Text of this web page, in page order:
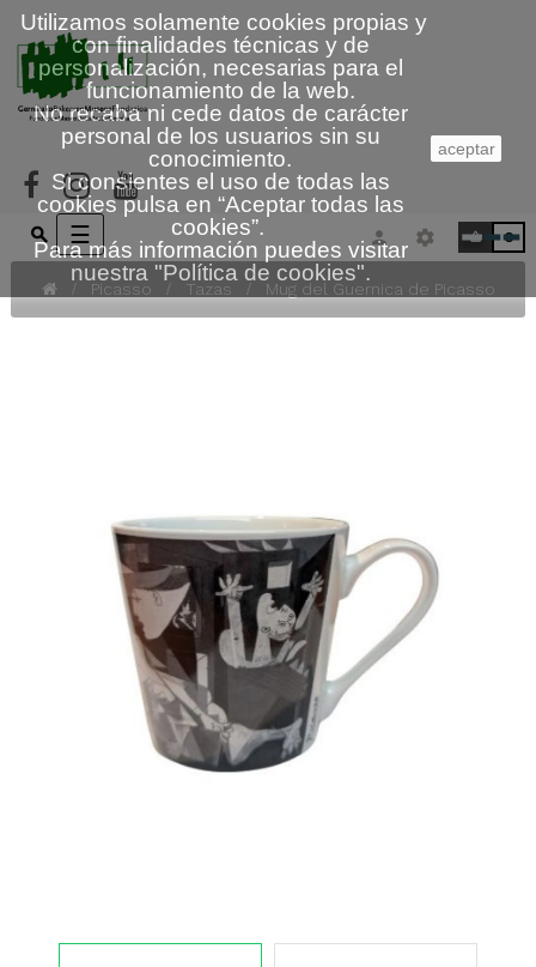
Navegación
de
palanca
☰ 0
Picasso Tazas Mug del Guernica de Picasso
Utilizamos solamente cookies propias y
con finalidades técnicas y de
personalización, necesarias para el
funcionamiento de la web.
No recaba ni cede datos de carácter
personal de los usuarios sin su
conocimiento.
Si consientes el uso de todas las
cookies pulsa en “Aceptar todas las
cookies”.
Para más información puedes visitar
nuestra "Política de cookies".
aceptar